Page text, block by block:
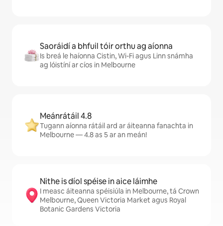
Saoráidí a bhfuil tóir orthu ag aíonna
Is breá le haíonna Cistin, Wi-Fi agus Linn snámha
ag lóistíní ar cíos in Melbourne
Meánrátáil 4.8
Tugann aíonna rátáil ard ar áiteanna fanachta in
Melbourne — 4.8 as 5 ar an meán!
Nithe is díol spéise in aice láimhe
I measc áiteanna spéisiúla in Melbourne, tá Crown
Melbourne, Queen Victoria Market agus Royal
Botanic Gardens Victoria